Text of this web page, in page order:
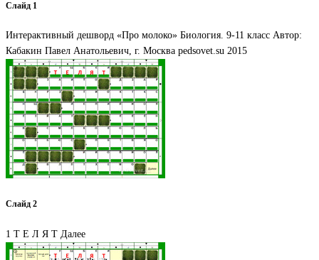
Слайд 1
Интерактивный дешворд «Про молоко» Биология. 9-11 класс Автор:
Кабакин Павел Анатольевич, г. Москва pedsovet.su 2015
Слайд 2
1 Т Е Л Я Т Далее